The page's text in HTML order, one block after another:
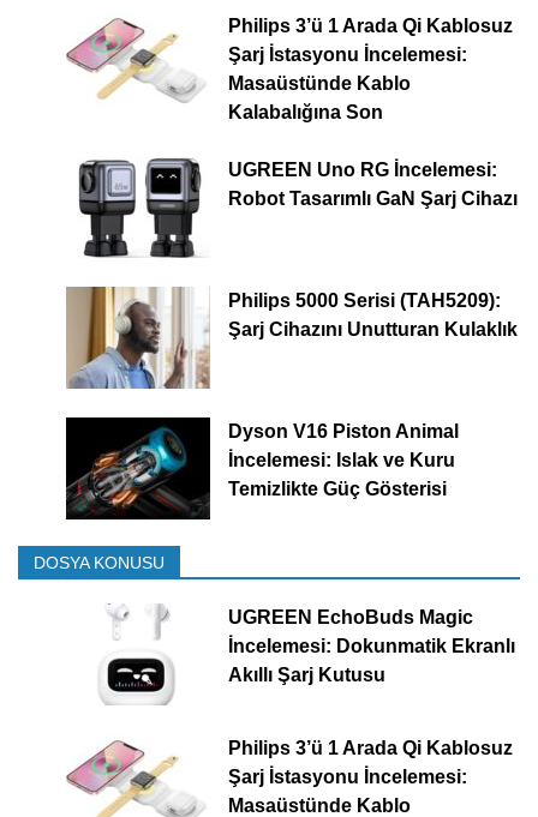
Philips 3’ü 1 Arada Qi Kablosuz
Şarj İstasyonu İncelemesi:
Masaüstünde Kablo
Kalabalığına Son
UGREEN Uno RG İncelemesi:
Robot Tasarımlı GaN Şarj Cihazı
Philips 5000 Serisi (TAH5209):
Şarj Cihazını Unutturan Kulaklık
Dyson V16 Piston Animal
İncelemesi: Islak ve Kuru
Temizlikte Güç Gösterisi
DOSYA KONUSU
UGREEN EchoBuds Magic
İncelemesi: Dokunmatik Ekranlı
Akıllı Şarj Kutusu
Philips 3’ü 1 Arada Qi Kablosuz
Şarj İstasyonu İncelemesi:
Masaüstünde Kablo